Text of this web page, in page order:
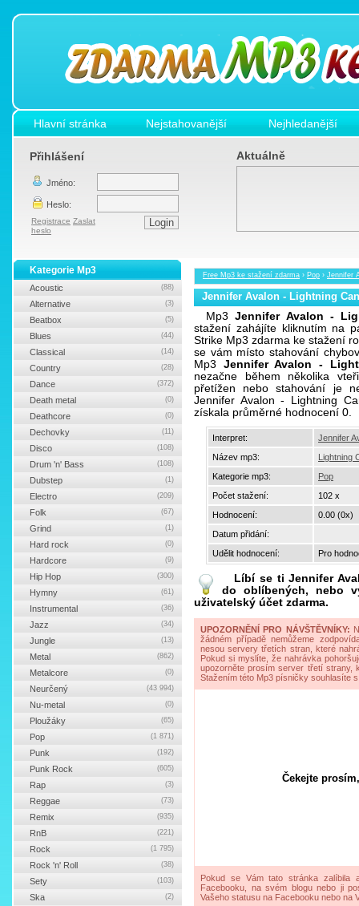
Hlavní stránka Nejstahovanější Nejhledanější
Přihlášení
Jméno:
Heslo:
Registrace Zaslat
heslo
Aktuálně
Free Mp3 ke stažení zdarma › Pop › Jennifer
Jennifer Avalon - Lightning
Mp3Jennifer Avalon -
stažení zahájíte kliknutím na
Strike Mp3 zdarma ke stažení
se vám místo stahování
Mp3 Jennifer Avalon -
nezačne během několika
přetížen nebo stahování je
Jennifer Avalon - Lightning
získala průměrné hodnocení 0.
Interpret:
Jennifer
Název mp3:
Lightning
Kategorie mp3:
Pop
Počet stažení:
102 x
Hodnocení:
0.00 (0x)
Datum přidání:
Udělit hodnocení:
Pro
Líbí se tiJennifer
do oblíbených, nebo
uživatelský účet zdarma.
UPOZORNĚNÍ PRO NÁVŠTĚVNÍKY:
žádném případě nemůžeme
nesou servery třetích stran, které
Pokud si myslíte, že nahrávka
upozorněte prosím server třetí strany,
Stažením této Mp3 písničky souhlasíte
Čekejte
Pokud se Vám tato stránka zalíbila
Facebooku, na svém blogu nebo ji
Vašeho statusu na Facebooku nebo na
Kategorie Mp3
Acoustic (88)
Alternative (3)
Beatbox (5)
Blues (44)
Classical (14)
Country (28)
Dance (372)
Death metal (0)
Deathcore (0)
Dechovky (11)
Disco (108)
Drum 'n' Bass (108)
Dubstep (1)
Electro (209)
Folk (67)
Grind (1)
Hard rock (0)
Hardcore (9)
Hip Hop (300)
Hymny (61)
Instrumental (36)
Jazz (34)
Jungle (13)
Metal (862)
Metalcore (0)
Neurčený (43 994)
Nu-metal (0)
Ploužáky (65)
Pop (1 871)
Punk (192)
Punk Rock (605)
Rap (3)
Reggae (73)
Remix (935)
RnB (221)
Rock (1 795)
Rock 'n' Roll (38)
Sety (103)
Ska (2)